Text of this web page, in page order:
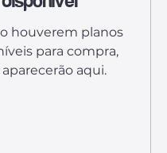
houverem planos
para compra,
aqui.